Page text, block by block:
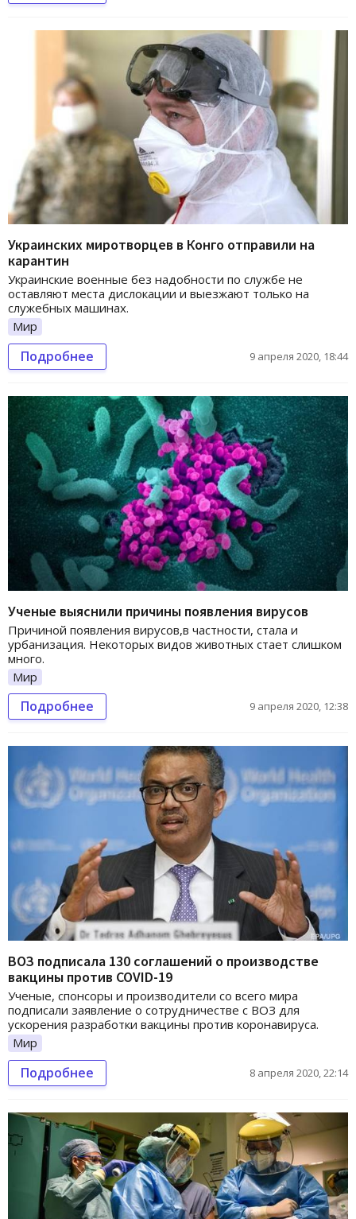
Украинских миротворцев в Конго отправили на
карантин
Украинские военные без надобности по службе не
оставляют места дислокации и выезжают только на
служебных машинах.
Мир
Подробнее 9 апреля 2020, 18:44
Ученые выяснили причины появления вирусов
Причиной появления вирусов,в частности, стала и
урбанизация. Некоторых видов животных стает слишком
много.
Мир
Подробнее 9 апреля 2020, 12:38
ВОЗ подписала 130 соглашений о производстве
вакцины против COVID-19
Ученые, спонсоры и производители со всего мира
подписали заявление о сотрудничестве с ВОЗ для
ускорения разработки вакцины против коронавируса.
Мир
Подробнее 8 апреля 2020, 22:14